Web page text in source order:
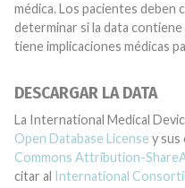
médica. Los pacientes deben
determinar si la data
tiene implicaciones médicas
DESCARGAR LA DATA
La International Medical
Open Database License y sus
Commons Attribution-
citar al International